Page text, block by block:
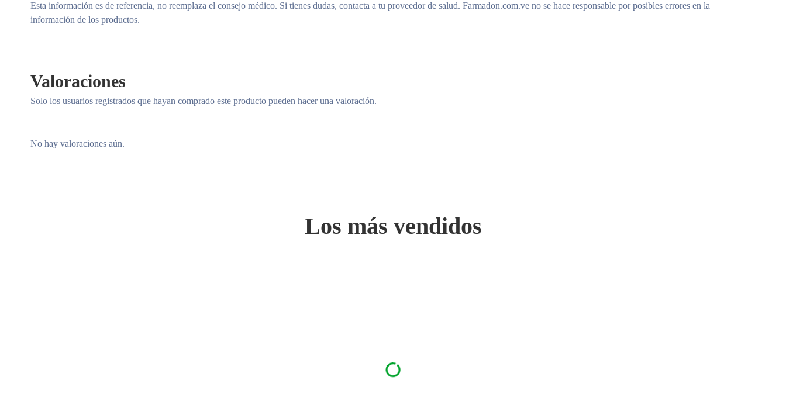
Esta información es de referencia, no reemplaza el consejo médico. Si tienes dudas, contacta a tu proveedor de salud. Farmadon.com.ve no se hace responsable por posibles errores en la
información de los productos.
Valoraciones
No hay valoraciones aún.
Solo los usuarios registrados que hayan comprado este producto pueden hacer una valoración.
Los más vendidos